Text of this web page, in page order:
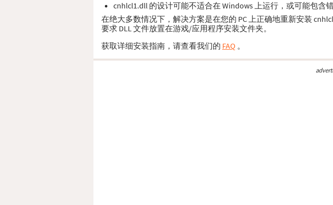
cnhlcl1.dll 的设计可能不适合在 Windows 上运行，或可能包含错
在绝大多数情况下，解决方案是在您的 PC 上正确地重新安装
要求 DLL 文件放置在游戏/应用程序安装文件夹。
获取详细安装指南，请查看我们的 FAQ 。